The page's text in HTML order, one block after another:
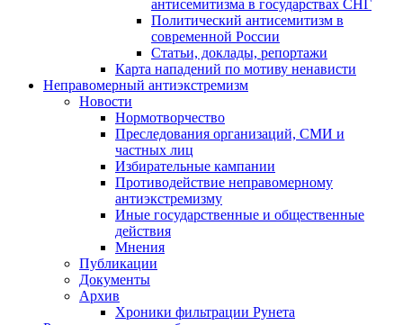
антисемитизма в государствах СНГ
Политический антисемитизм в
современной России
Статьи, доклады, репортажи
Карта нападений по мотиву ненависти
Неправомерный антиэкстремизм
Новости
Нормотворчество
Преследования организаций, СМИ и
частных лиц
Избирательные кампании
Противодействие неправомерному
антиэкстремизму
Иные государственные и общественные
действия
Мнения
Публикации
Документы
Архив
Хроники фильтрации Рунета